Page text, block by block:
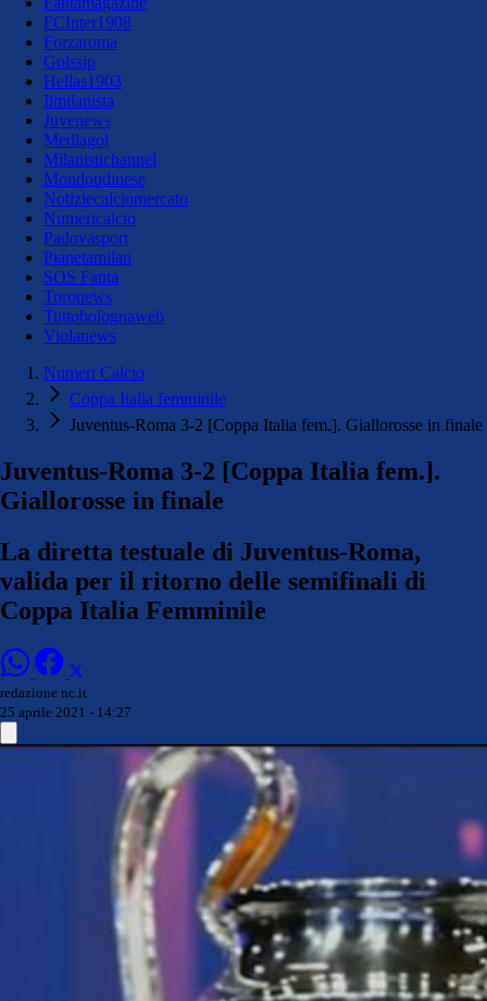
FCInter1908
Forzaroma
Golssip
Hellas1903
Ilmilanista
Juvenews
Mediagol
Milanistichannel
Mondoudinese
Notiziecalciomercato
Numericalcio
Padovasport
Pianetamilan
SOS Fanta
Toronews
Tuttobolognaweb
Violanews
Numeri Calcio
Coppa Italia femminile
Juventus-Roma 3-2 [Coppa Italia fem.]. Giallorosse in finale
Juventus-Roma 3-2 [Coppa Italia fem.].
Giallorosse in finale
La diretta testuale di Juventus-Roma,
valida per il ritorno delle semifinali di
Coppa Italia Femminile
redazione nc.it
25 aprile 2021 - 14:27